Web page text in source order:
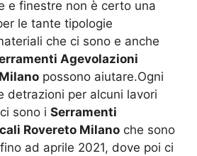
e finestre non è certo una
le tante tipologie
che ci sono e anche
Agevolazioni
possono aiutare.Ogni
detrazioni per alcuni lavori
sono i Serramenti
Rovereto Milano che sono
ad aprile 2021, dove poi ci